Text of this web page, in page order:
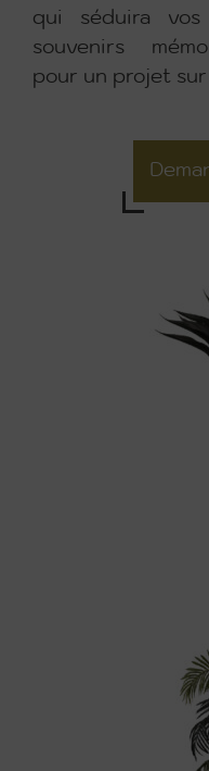
qui séduira
souvenirs
pour un projet sur